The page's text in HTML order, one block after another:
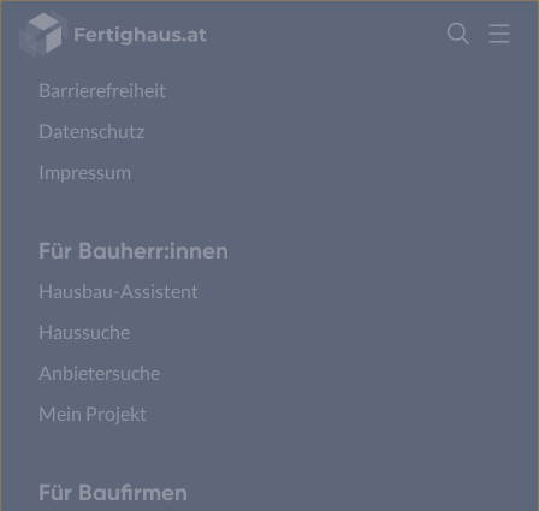
Fertighaus
Logo
Anmelden
Sicherheit
Cookie Einstellungen
Barrierefreiheit
Datenschutz
Impressum
Für Bauherr:innen
Hausbau-Assistent
Haussuche
Anbietersuche
Mein Projekt
Für Baufirmen